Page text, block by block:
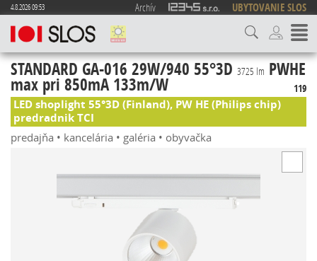
4.8.2026 09:53 Archív UBYTOVANIE SLOS
STANDARD GA-016 29W/940 55°3D 3725 lm PWHE
max pri 850mA 133m/W 119
LED shoplight 55°3D (Finland), PW HE (Philips chip)
predradnik TCI
predajňa • kancelária • galéria • obyvačka